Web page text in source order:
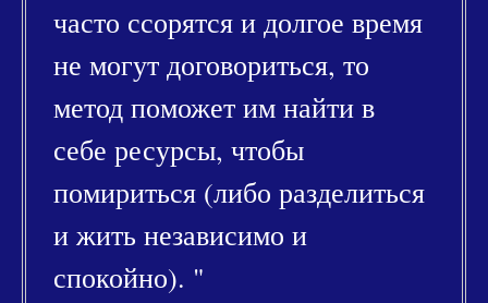
часто ссорятся и долгое время
не могут договориться, то
метод поможет им найти в
себе ресурсы, чтобы
помириться (либо разделиться
и жить независимо и
спокойно). "